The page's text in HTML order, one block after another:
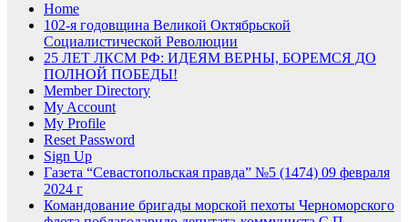
Home
102-я годовщина Великой Октябрьской
Социалистической Революции
25 ЛЕТ ЛКСМ РФ: ИДЕЯМ ВЕРНЫ, БОРЕМСЯ ДО
ПОЛНОЙ ПОБЕДЫ!
Member Directory
My Account
My Profile
Reset Password
Sign Up
Газета “Севастопольская правда” №5 (1474) 09 февраля
2024 г
Командование бригады морской пехоты Черноморского